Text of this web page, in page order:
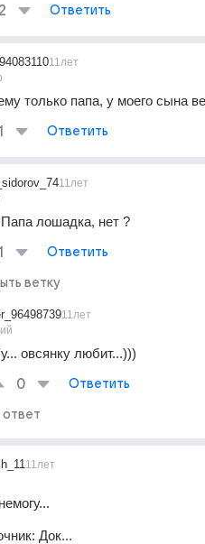
2 Ответить
11лет
только папа, у моего сына
1 Ответить
11лет
лошадка, нет ?
1 Ответить
ветку
11лет
овсянку любит...)))
0 Ответить
ответ
11лет
Док...